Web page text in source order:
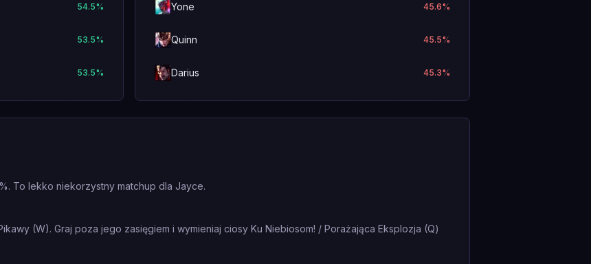
54.5%
53.5%
53.5%
Yone 45.6%
Quinn 45.5%
Darius 45.3%
To lekko niekorzystny matchup dla Jayce.
(W). Graj poza jego zasięgiem i wymieniaj ciosy Ku Niebiosom! / Porażająca Eksplozja (Q)